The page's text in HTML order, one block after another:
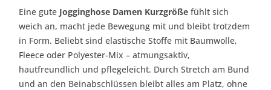
Eine gute Jogginghose Damen Kurzgröße fühlt sich
weich an, macht jede Bewegung mit und bleibt trotzdem
in Form. Beliebt sind elastische Stoffe mit Baumwolle,
Fleece oder Polyester-Mix – atmungsaktiv,
hautfreundlich und pflegeleicht. Durch Stretch am Bund
und an den Beinabschlüssen bleibt alles am Platz, ohne